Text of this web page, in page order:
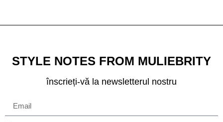
STYLE NOTES FROM MULIEBRITY
înscrieți-vă la newsletterul nostru